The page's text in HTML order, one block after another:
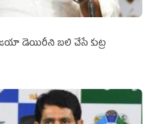
డెయిరీని బలి చేసే కుట్ర‌